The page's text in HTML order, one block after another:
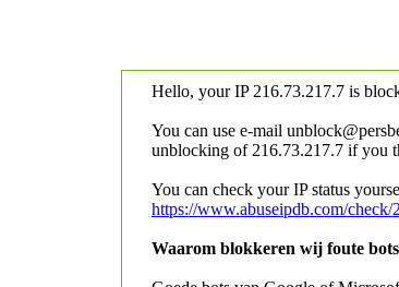
Hello, your IP 216.73.217.7 is
You can use e-mail
unblocking of 216.73.217.7 if you
You can check your IP status
https://www.abuseipdb.com/check/
Waarom blokkeren wij foute